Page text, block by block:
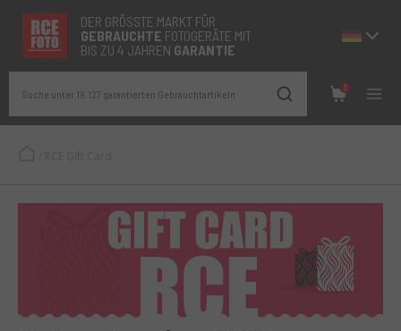
DER GRÖSSTE MARKT FÜR
GEBRAUCHTE FOTOGERÄTE MIT
BIS ZU 4 JAHREN GARANTIE
Suche unter 19.127 garantierten Gebrauchtartikeln
0